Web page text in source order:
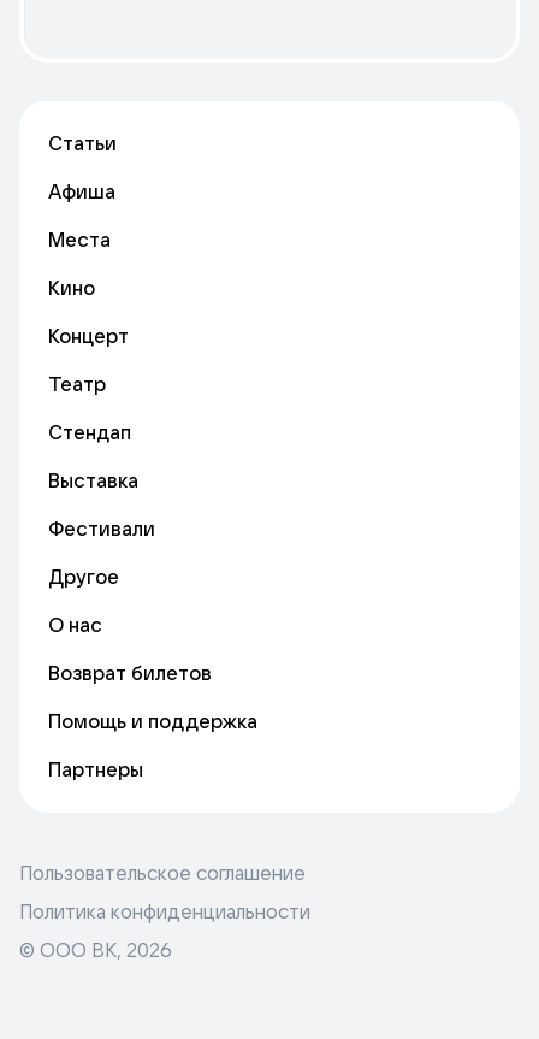
Статьи
Афиша
Места
Кино
Концерт
Театр
Стендап
Выставка
Фестивали
Другое
О нас
Возврат билетов
Помощь и поддержка
Партнеры
Пользовательское соглашение
Политика конфиденциальности
© ООО ВК, 2026